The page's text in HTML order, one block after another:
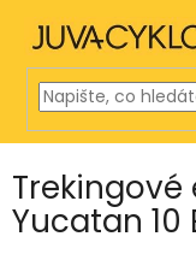
obsah
Trekingové
Yucatan 10